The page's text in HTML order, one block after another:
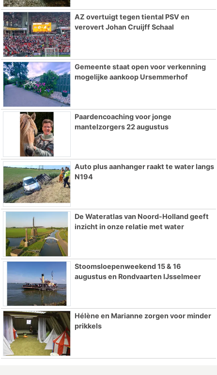
AZ overtuigt tegen tiental PSV en
verovert Johan Cruijff Schaal
Gemeente staat open voor verkenning
mogelijke aankoop Ursemmerhof
Paardencoaching voor jonge
mantelzorgers 22 augustus
Auto plus aanhanger raakt te water langs
N194
De Wateratlas van Noord-Holland geeft
inzicht in onze relatie met water
Stoomsloepenweekend 15 & 16
augustus en Rondvaarten IJsselmeer
Hélène en Marianne zorgen voor minder
prikkels